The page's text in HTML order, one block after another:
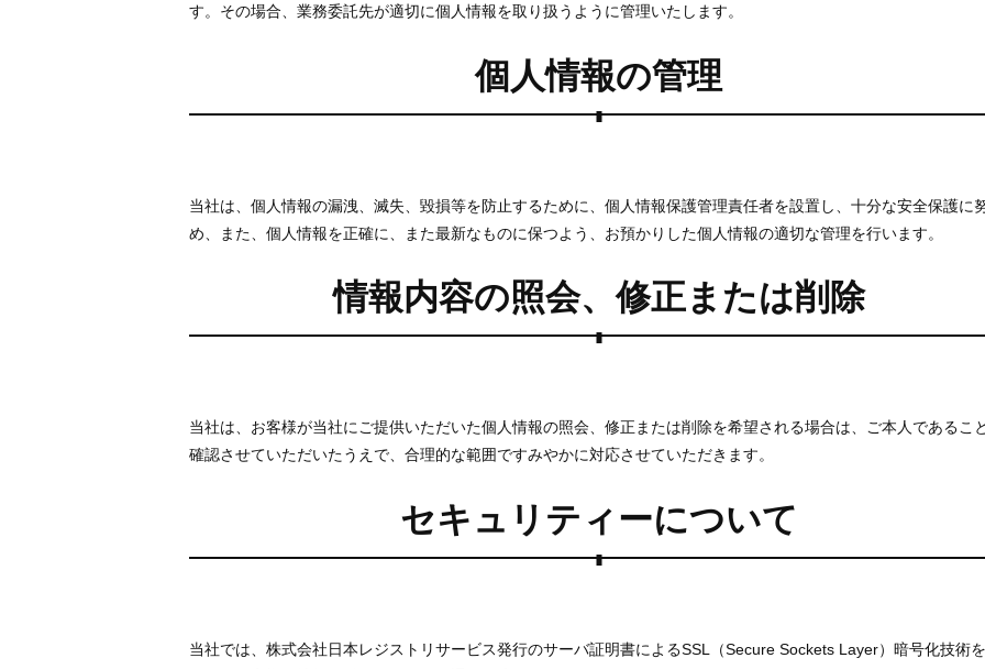
す。その場合、業務委託先が適切に個人情報を取り扱うように管理いたします。
個人情報の管理
当社は、個人情報の漏洩、滅失、毀損等を防止するために、個人情報保護管理責任者を設置し、十分な安全保護に
め、また、個人情報を正確に、また最新なものに保つよう、お預かりした個人情報の適切な管理を行います。
情報内容の照会、修正または削除
当社は、お客様が当社にご提供いただいた個人情報の照会、修正または削除を希望される場合は、ご本人であるこ
確認させていただいたうえで、合理的な範囲ですみやかに対応させていただきます。
セキュリティーについて
当社では、株式会社日本レジストリサービス発行のサーバ証明書によるSSL（Secure Sockets Layer）暗号化技術